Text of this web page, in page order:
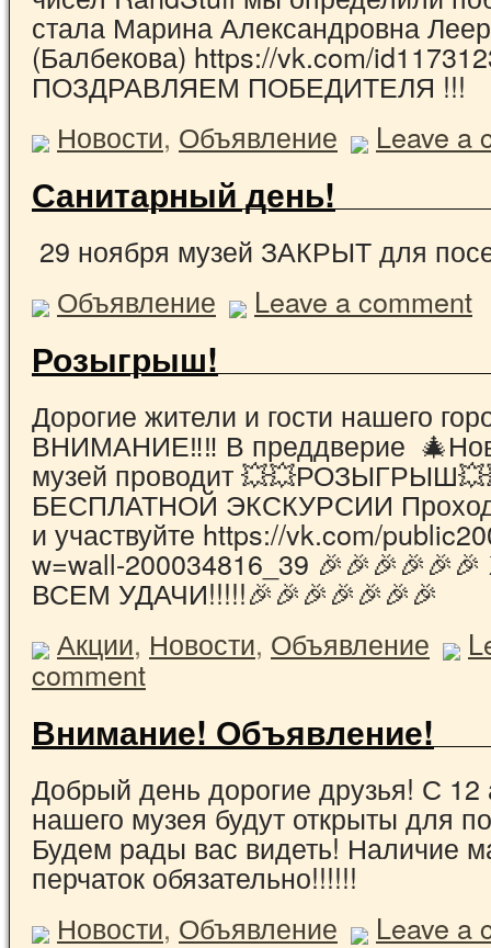
стала Марина Александровна Леер
(Балбекова) https://vk.com/
ПОЗДРАВЛЯЕМ ПОБЕДИТЕЛЯ !!!
Новости, Объявление Leave a
Санитарный день!
29 ноября музей ЗАКРЫТ для
Объявление
Leave a comment
Розыгрыш!
Дорогие жители и гости нашего
ВНИМАНИЕ‼‼ В преддверие
музей проводит
БЕСПЛАТНОЙ ЭКСКУРСИИ
и участвуйте https://vk.com/
w=wall-200034816_39
ВСЕМ УДАЧИ!!!!!🎉🎉🎉🎉🎉🎉🎉
Акции, Новости, Объявление
comment
Внимание! Объявление!
Добрый день дорогие друзья! С 12
нашего музея будут открыты для
Будем рады вас видеть! Наличие
перчаток обязательно!!!!!!
Новости, Объявление Leave a